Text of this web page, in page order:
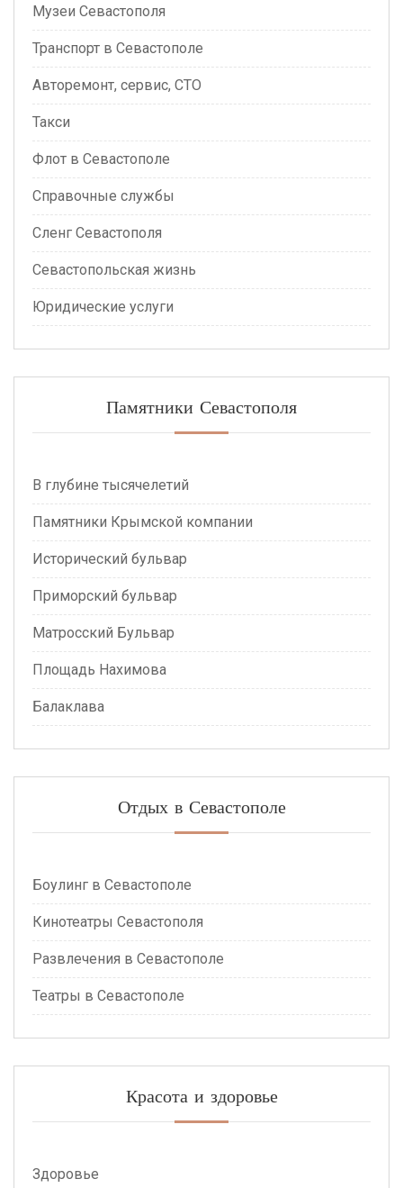
Музеи Севастополя
Транспорт в Севастополе
Авторемонт, сервис, СТО
Такси
Флот в Севастополе
Справочные службы
Сленг Севастополя
Севастопольская жизнь
Юридические услуги
Памятники Севастополя
В глубине тысячелетий
Памятники Крымской компании
Исторический бульвар
Приморский бульвар
Матросский Бульвар
Площадь Нахимова
Балаклава
Отдых в Севастополе
Боулинг в Севастополе
Кинотеатры Севастополя
Развлечения в Севастополе
Театры в Севастополе
Красота и здоровье
Здоровье